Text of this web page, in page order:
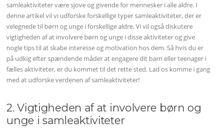
samleaktiviteter være sjove og givende for mennesker i alle aldre. I
denne artikel vil vi udforske forskellige typer samleaktiviteter, der er
velegnede til børn og unge i forskellige aldre. Vi vil også diskutere
vigtigheden af at involvere børn og unge i disse aktiviteter og give
nogle tips til at skabe interesse og motivation hos dem. Så hvis du er
på udkig efter spændende måder at engagere dit barn eller teenager i
fælles aktiviteter, er du kommet til det rette sted. Lad os komme i gang
med at udforske verdenen af samleaktiviteter!
2. Vigtigheden af at involvere børn og
unge i samleaktiviteter